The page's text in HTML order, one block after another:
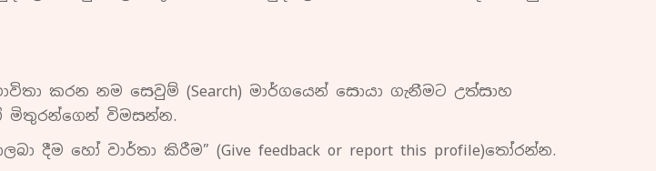
කරන නම සෙවුම් (Search) මාර්ගයෙන් සොයා ගැනීමට උත්සාහ
මිතුරන්ගෙන් විමසන්න.
හෝ වාර්තා කිරීම” (Give feedback or report this profile)තෝරන්න.